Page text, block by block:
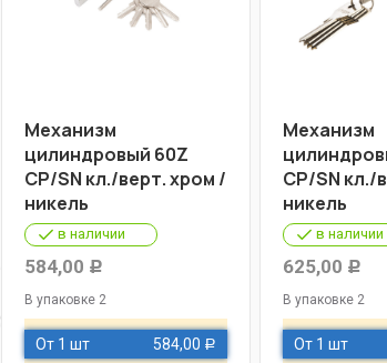
Механизм
цилиндровый 60Z
СР/SN кл./верт. хром /
никель
в наличии
584,00 Р
В упаковке 2
От 1 шт 584,00 Р
Механизм
СР/SN кл./
никель
в наличии
625,00 Р
В упаковке 2
От 1 шт